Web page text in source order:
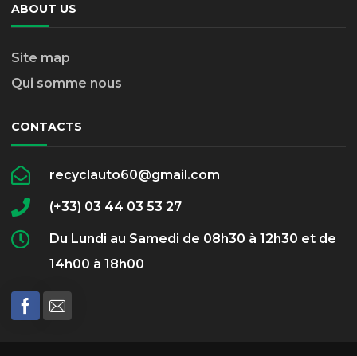
ABOUT US
Site map
Qui somme nous
CONTACTS
recyclauto60@gmail.com
(+33) 03 44 03 53 27
Du Lundi au Samedi de 08h30 à 12h30 et de
14h00 à 18h00